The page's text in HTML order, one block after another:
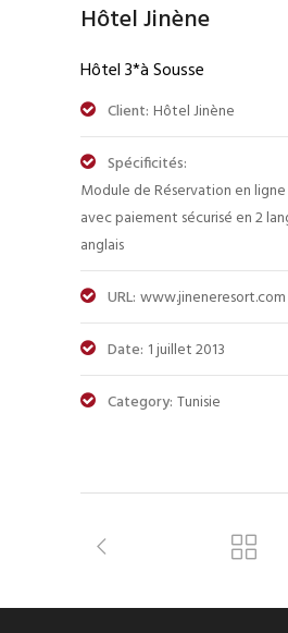
Hôtel Jinène
Hôtel 3*à Sousse
Client: Hôtel Jinène
Spécificités:
Module de Réservation en
avec paiement sécurisé en 2
anglais
URL: www.jineneresort.com
Date: 1 juillet 2013
Category: Tunisie